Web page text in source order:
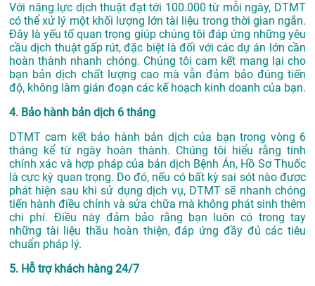
Với năng lực dịch thuật đạt tới 100.000 từ mỗi ngày, DTMT
có thể xử lý một khối lượng lớn tài liệu trong thời gian ngắn.
Đây là yếu tố quan trọng giúp chúng tôi đáp ứng những yêu
cầu dịch thuật gấp rút, đặc biệt là đối với các dự án lớn cần
hoàn thành nhanh chóng. Chúng tôi cam kết mang lại cho
bạn bản dịch chất lượng cao mà vẫn đảm bảo đúng tiến
độ, không làm gián đoạn các kế hoạch kinh doanh của bạn.
4. Bảo hành bản dịch 6 tháng
DTMT cam kết bảo hành bản dịch của bạn trong vòng 6
tháng kể từ ngày hoàn thành. Chúng tôi hiểu rằng tính
chính xác và hợp pháp của bản dịch Bệnh Án, Hồ Sơ Thuốc
là cực kỳ quan trọng. Do đó, nếu có bất kỳ sai sót nào được
phát hiện sau khi sử dụng dịch vụ, DTMT sẽ nhanh chóng
tiến hành điều chỉnh và sửa chữa mà không phát sinh thêm
chi phí. Điều này đảm bảo rằng bạn luôn có trong tay
những tài liệu thầu hoàn thiện, đáp ứng đầy đủ các tiêu
chuẩn pháp lý.
5. Hỗ trợ khách hàng 24/7